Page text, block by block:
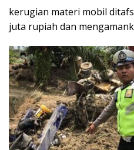
kerugian materi mobil
juta rupiah dan